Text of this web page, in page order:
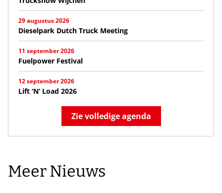
29 augustus 2026
Dieselpark Dutch Truck Meeting
11 september 2026
Fuelpower Festival
12 september 2026
Lift ‘N’ Load 2026
Zie volledige agenda
Meer Nieuws